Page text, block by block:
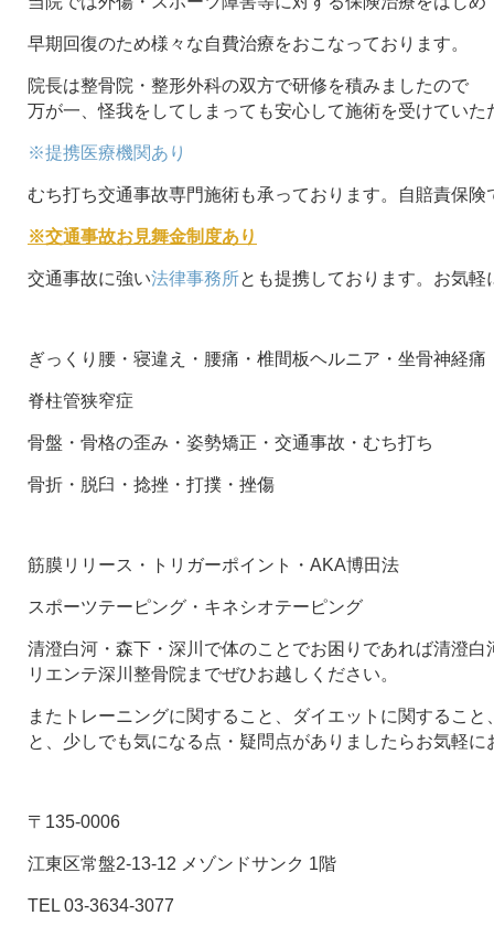
早期回復のため様々な自費治療をおこなっております。
院長は整骨院・整形外科の双方で研修を積みましたので
万が一、怪我をしてしまっても安心して施術を受けていた
※提携医療機関あり
むち打ち交通事故専門施術も承っております。自賠責保険
※交通事故お見舞金制度あり
交通事故に強い法律事務所とも提携しております。お気軽
ぎっくり腰・寝違え・腰痛・椎間板ヘルニア・坐骨神経痛
脊柱管狭窄症
骨盤・骨格の歪み・姿勢矯正・交通事故・むち打ち
骨折・脱臼・捻挫・打撲・挫傷
筋膜リリース・トリガーポイント・AKA博田法
スポーツテーピング・キネシオテーピング
清澄白河・森下・深川で体のことでお困りであれば清澄
リエンテ深川整骨院までぜひお越しください。
またトレーニングに関すること、ダイエットに関するこ
と、少しでも気になる点・疑問点がありましたらお気軽に
〒135-0006
江東区常盤2-13-12 メゾンドサンク 1階
TEL 03-3634-3077